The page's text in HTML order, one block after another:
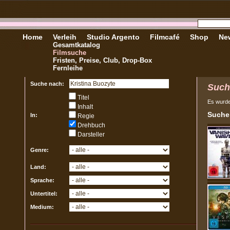
Home Verleih
Gesamtkatalog
Filmsuche
Fristen, Preise, Club, Drop-Box
Fernleihe
Studio Argento Filmcafé Shop
Suche nach:
In:
Titel
Inhalt
Regie
Drehbuch
Darsteller
Genre:
Land:
Sprache:
Untertitel:
Medium:
Es